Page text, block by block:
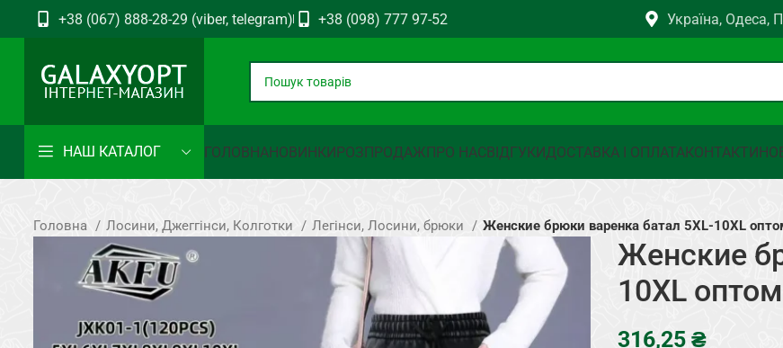
+38 (067) 888-28-29 (viber, telegram) +38 (098) 777 97-52 Україна, Одеса,
НАШ КАТАЛОГ ГОЛОВНАНОВИНКИРОЗПРОДАЖПРО НАСВІДГУКИДОСТАВКА І ОПЛАТАКОНТАКТИ
Головна Лосини, Джеггінси, Колготки Легінси, Лосини, брюки Женские брюки варенка батал 5XL-10XL
Женские
10XL
₴